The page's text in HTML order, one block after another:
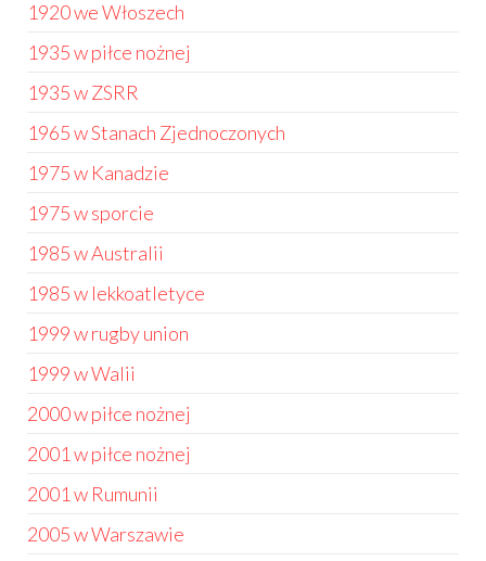
1920 we Włoszech
1935 w piłce nożnej
1935 w ZSRR
1965 w Stanach Zjednoczonych
1975 w Kanadzie
1975 w sporcie
1985 w Australii
1985 w lekkoatletyce
1999 w rugby union
1999 w Walii
2000 w piłce nożnej
2001 w piłce nożnej
2001 w Rumunii
2005 w Warszawie